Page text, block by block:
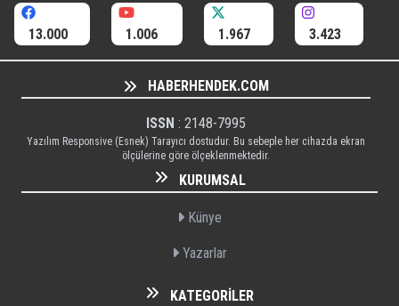
13.000 1.006 1.967 3.423
HABERHENDEK.COM
ISSN : 2148-7995
Yazılım Responsive (Esnek) Tarayıcı dostudur. Bu sebeple her cihazda ekran
ölçülerine göre ölçeklenmektedir.
KURUMSAL
Künye
Yazarlar
KATEGORILER